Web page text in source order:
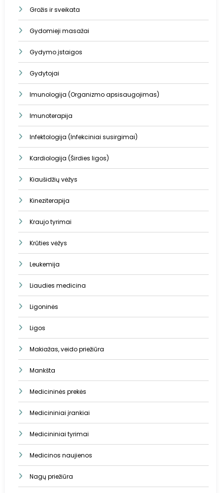
Grožis ir sveikata
Gydomieji masažai
Gydymo įstaigos
Gydytojai
Imunologija (Organizmo apsisaugojimas)
Imunoterapija
Infektologija (Infekciniai susirgimai)
Kardiologija (Širdies ligos)
Kiaušidžių vėžys
Kineziterapija
Kraujo tyrimai
Krūties vėžys
Leukemija
Liaudies medicina
Ligoninės
Ligos
Makiažas, veido priežiūra
Mankšta
Medicininės prekės
Medicininiai įrankiai
Medicininiai tyrimai
Medicinos naujienos
Nagų priežiūra